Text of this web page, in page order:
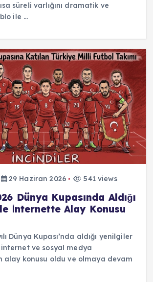
süreli varlığını dramatik ve
ile ...
29 Haziran 2026 541 views
Dünya Kupasında Aldığı
İnternette Alay Konusu
Dünya Kupası’nda aldığı yenilgiler
ve sosyal medya
alay konusu oldu ve olmaya devam